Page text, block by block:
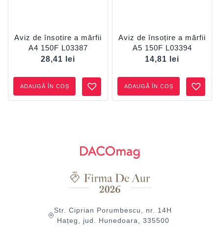
Aviz de însotire a mărfii
A4 150F L03387
28,41
lei
ADAUGĂ ÎN COȘ
Aviz de însoțire a mărfii
A5 150F L03394
14,81
lei
ADAUGĂ ÎN COȘ
Str. Ciprian Porumbescu, nr. 14H
Hațeg, jud. Hunedoara, 335500